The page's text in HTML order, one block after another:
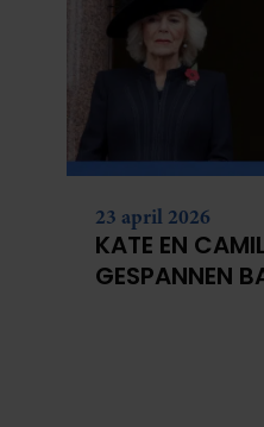
23 april 2026
KATE EN
GESPANNEN